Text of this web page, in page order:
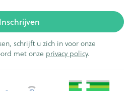
Inschrijven
schrijft u zich in voor onze
met onze privacy policy.